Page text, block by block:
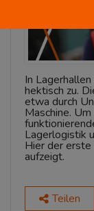
In
hektisch zu.
etwa durch
Maschine.
Lagerlogistik
Hier der
aufzeigt.
Teilen